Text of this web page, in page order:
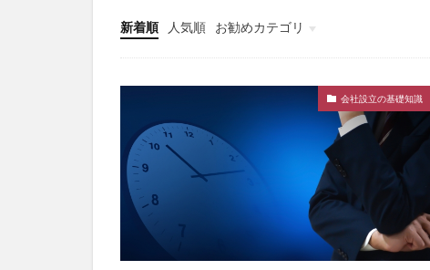
新着順 人気順
お勧めカテゴリ
未分類
会社設立の基礎知識